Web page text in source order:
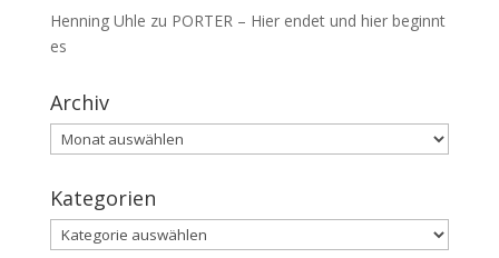
Henning Uhle zu PORTER – Hier endet und hier beginnt
es
Archiv
Archiv
Kategorien
Kategorien